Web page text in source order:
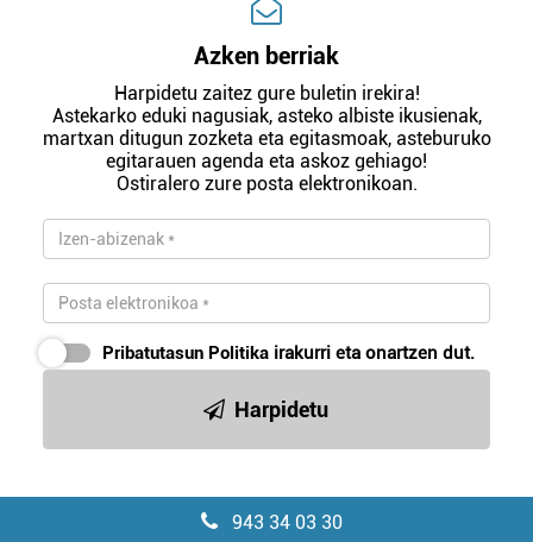
Azken berriak
Harpidetu zaitez gure buletin irekira!
Astekarko eduki nagusiak, asteko albiste ikusienak,
martxan ditugun zozketa eta egitasmoak, asteburuko
egitarauen agenda eta askoz gehiago!
Ostiralero zure posta elektronikoan.
Pribatutasun Politika irakurri eta onartzen dut.
Harpidetu
943 34 03 30